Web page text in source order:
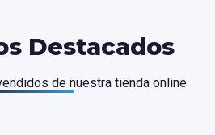
Destacados
de nuestra tienda online